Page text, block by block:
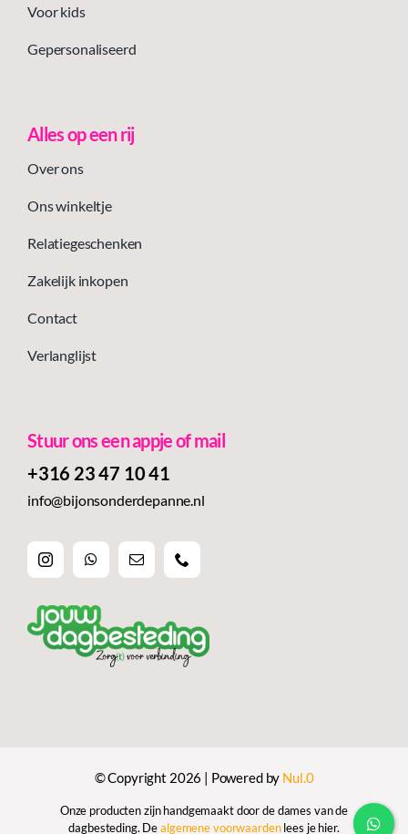
Voor kids
Gepersonaliseerd
Alles op een rij
Over ons
Ons winkeltje
Relatiegeschenken
Zakelijk inkopen
Contact
Verlanglijst
Stuur ons een appje of mail
+316 23 47 10 41‬
info@bijonsonderdepanne.nl
© Copyright 2026 | Powered by Nul.0
Onze producten zijn handgemaakt door de dames van de
dagbesteding. Dealgemene voorwaardenlees je hier.